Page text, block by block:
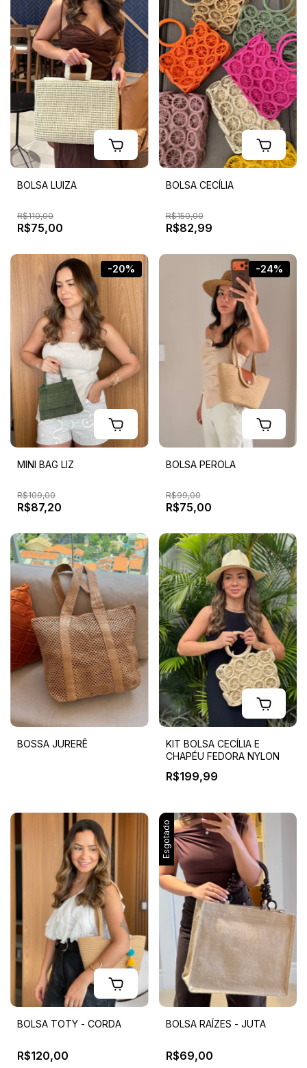
BOLSA LUIZA
R$110,00
R$75,00
BOLSA CECÍLIA
R$150,00
R$82,99
-20%
MINI BAG LIZ
R$109,00
R$87,20
-24%
BOLSA PEROLA
R$99,00
R$75,00
BOSSA JURERÊ
KIT BOLSA CECÍLIA E
CHAPÉU FEDORA NYLON
R$199,99
BOLSA TOTY - CORDA
R$120,00
Esgotado
BOLSA RAÍZES - JUTA
R$69,00